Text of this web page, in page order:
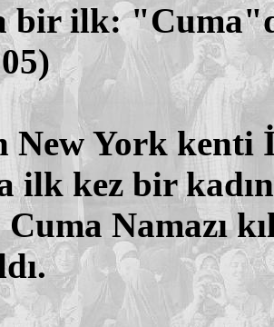
bir ilk:
New York kenti
ilk kez bir
Namazı